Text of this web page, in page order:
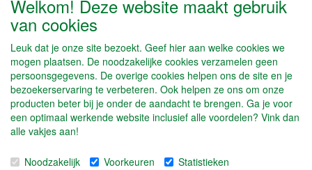
Betaalmogelijkheden
Contact / Disclaimer
Algemene leveringsvoorwaarden & Privacyverklaring
PLANTEN DOOR AATREE LATEN
VEREDELEN
SOCIALE MEDIA
Welkom! Deze website maakt gebruik
van cookies
Leuk dat je onze site bezoekt. Geef hier aan welke cookies we
mogen plaatsen. De noodzakelijke cookies verzamelen geen
persoonsgegevens. De overige cookies helpen ons de site en je
bezoekerservaring te verbeteren. Ook helpen ze ons om onze
producten beter bij je onder de aandacht te brengen. Ga je voor
een optimaal werkende website inclusief alle voordelen? Vink dan
alle vakjes aan!
Noodzakelijk Voorkeuren Statistieken